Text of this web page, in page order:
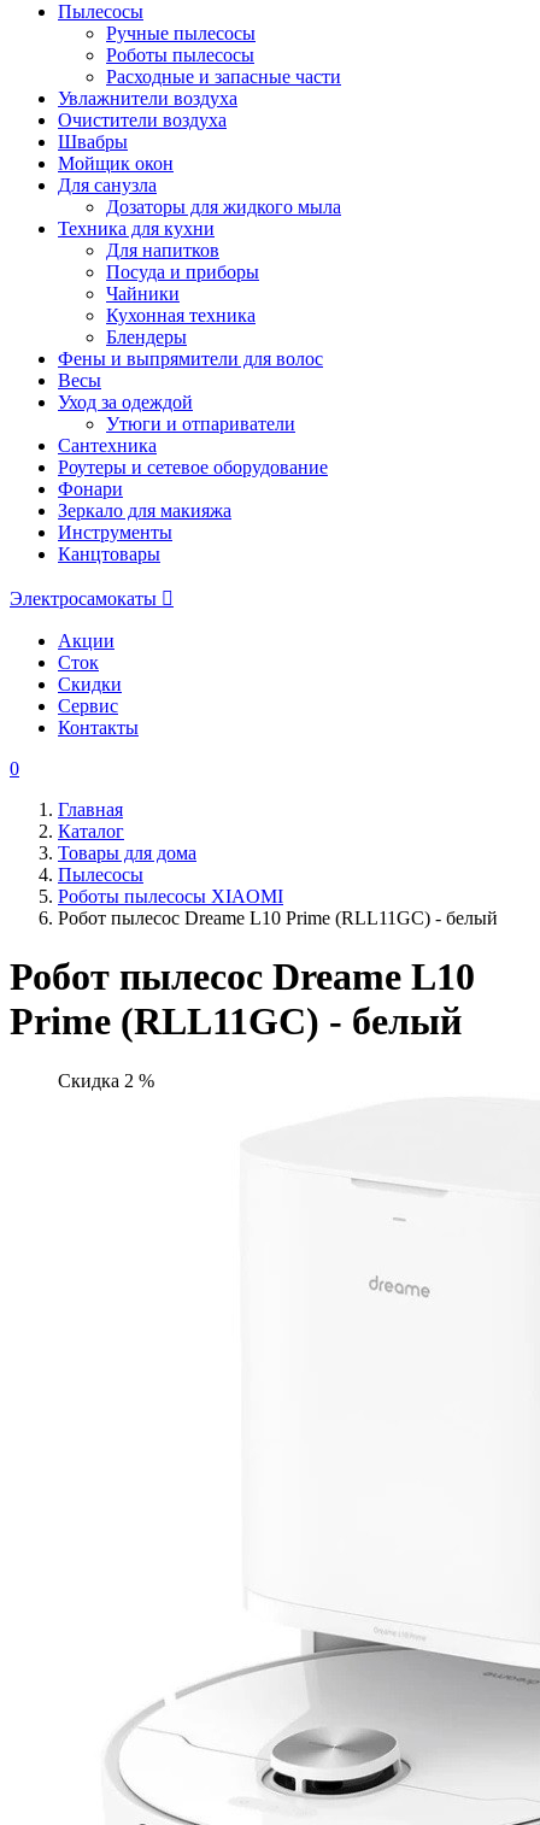
Пылесосы
Ручные пылесосы
Роботы пылесосы
Расходные и запасные части
Увлажнители воздуха
Очистители воздуха
Швабры
Мойщик окон
Для санузла
Дозаторы для жидкого мыла
Техника для кухни
Для напитков
Посуда и приборы
Чайники
Кухонная техника
Блендеры
Фены и выпрямители для волос
Весы
Уход за одеждой
Утюги и отпариватели
Сантехника
Роутеры и сетевое оборудование
Фонари
Зеркало для макияжа
Инструменты
Канцтовары
Электросамокаты
Акции
Сток
Скидки
Сервис
Контакты
0
Главная
Каталог
Товары для дома
Пылесосы
Роботы пылесосы XIAOMI
Робот пылесос Dreame L10 Prime (RLL11GC) - белый
Робот пылесос Dreame L10
Prime (RLL11GC) - белый
Скидка 2 %